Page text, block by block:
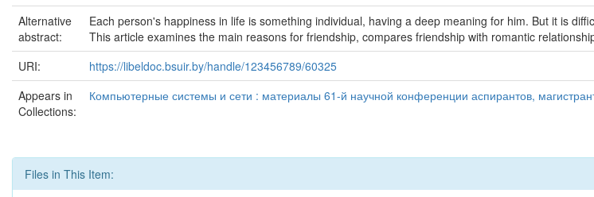
Alternative
abstract:
Each person's happiness in life is something individual, having a deep meaning for him. But it is
This article examines the main reasons for friendship, compares friendship with romantic
URI:
https://libeldoc.bsuir.by/handle/123456789/60325
Appears in
Collections:
Компьютерные системы и сети : материалы 61-й научной конференции аспирантов,
Files in This Item: